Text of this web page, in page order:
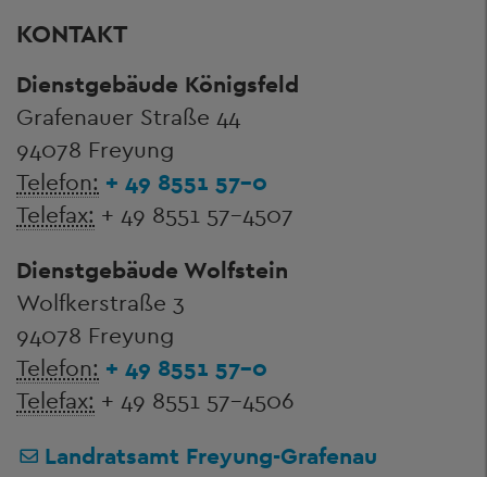
KONTAKT
Dienstgebäude Königsfeld
Grafenauer Straße 44
94078 Freyung
Telefon: + 49 8551 57-0
Telefax: + 49 8551 57-4507
Dienstgebäude Wolfstein
Wolfkerstraße 3
94078 Freyung
Telefon: + 49 8551 57-0
Telefax: + 49 8551 57-4506
Landratsamt Freyung-Grafenau